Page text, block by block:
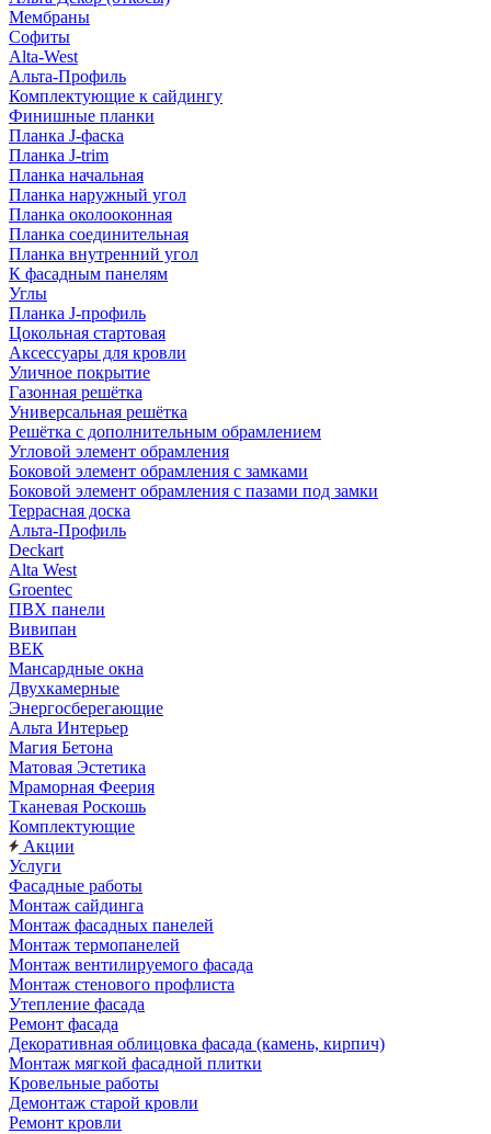
Мембраны
Софиты
Alta-West
Альта-Профиль
Комплектующие к сайдингу
Финишные планки
Планка J-фаска
Планка J-trim
Планка начальная
Планка наружный угол
Планка околооконная
Планка соединительная
Планка внутренний угол
К фасадным панелям
Углы
Планка J-профиль
Цокольная стартовая
Аксессуары для кровли
Уличное покрытие
Газонная решётка
Универсальная решётка
Решётка с дополнительным обрамлением
Угловой элемент обрамления
Боковой элемент обрамления с замками
Боковой элемент обрамления с пазами под замки
Террасная доска
Альта-Профиль
Deckart
Alta West
Groentec
ПВХ панели
Вивипан
ВЕК
Мансардные окна
Двухкамерные
Энергосберегающие
Альта Интерьер
Магия Бетона
Матовая Эстетика
Мраморная Феерия
Тканевая Роскошь
Комплектующие
Акции
Услуги
Фасадные работы
Монтаж сайдинга
Монтаж фасадных панелей
Монтаж термопанелей
Монтаж вентилируемого фасада
Монтаж стенового профлиста
Утепление фасада
Ремонт фасада
Декоративная облицовка фасада (камень, кирпич)
Монтаж мягкой фасадной плитки
Кровельные работы
Демонтаж старой кровли
Ремонт кровли